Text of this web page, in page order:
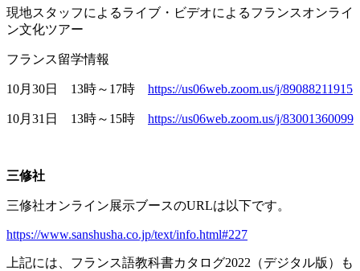
現地スタッフによるライブ・ビデオによるフランスオンライ
ン文化ツアー
フランス留学情報
10月 30日 13時～ 17時 https://us06web.zoom.us/j/89088211915
10月 31 日 13時～ 15時 https://us06web.zoom.us/j/83001360099
三修社
三修社オンライン展示ブースのURLは以下です。
https://www.sanshusha.co.jp/text/info.html#227
上記には、フランス語教科書カタログ2022 （デジタル版）も